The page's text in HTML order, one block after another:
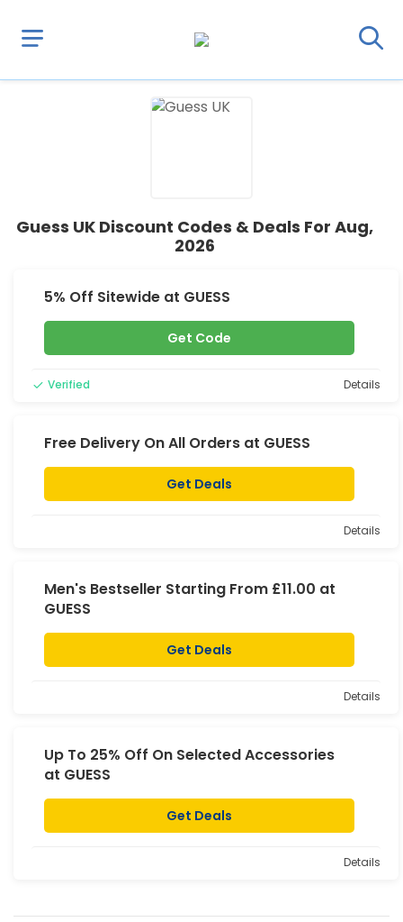
Guess UK Discount Codes & Deals For Aug,
2026
5% Off Sitewide at GUESS
Get Code
Verified Details
Free Delivery On All Orders at GUESS
Get Deals
Details
Men's Bestseller Starting From £11.00 at
GUESS
Get Deals
Details
Up To 25% Off On Selected Accessories
at GUESS
Get Deals
Details